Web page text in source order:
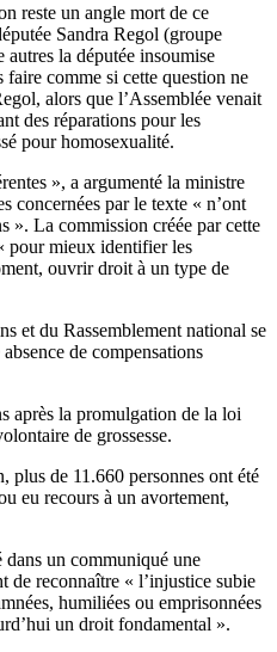
reste un angle mort de ce
Sandra Regol (groupe
autres la députée insoumise
comme si cette question ne
alors que l’Assemblée venait
des réparations pour les
pour homosexualité.
», a argumenté la ministre
concernées par le texte « n’ont
». La commission créée par cette
pour mieux identifier les
ouvrir droit à un type de
et du Rassemblement national se
de compensations
après la promulgation de la loi
de grossesse.
plus de 11.660 personnes ont été
eu recours à un avortement,
dans un communiqué une
de reconnaître « l’injustice subie
humiliées ou emprisonnées
un droit fondamental ».